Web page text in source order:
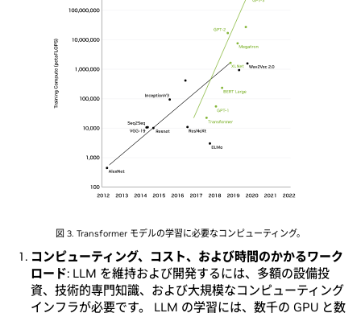
図 3. Transformer モデルの学習に必要なコンピューティング。
コンピューティング、コスト、および時間のかかるワーク
ロード: LLM を維持および開発するには、多額の設備投
資、技術的専門知識、および大規模なコンピューティング
インフラが必要です。 LLM の学習には、数千の GPU と数